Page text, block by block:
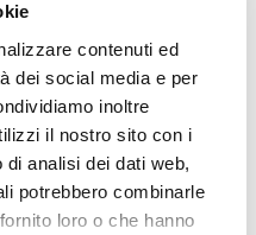
contenuti ed
dei social media e per
inoltre
il nostro sito con i
analisi dei dati web,
potrebbero combinarle
loro o che hanno
tra lago di Como e
ricco di palazzi nobiliari
di San Giovanni Battista,
Malacrida. È punto di